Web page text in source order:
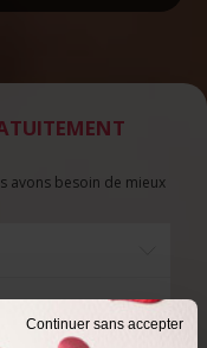
Continuer sans accepter
avons besoin de mieux